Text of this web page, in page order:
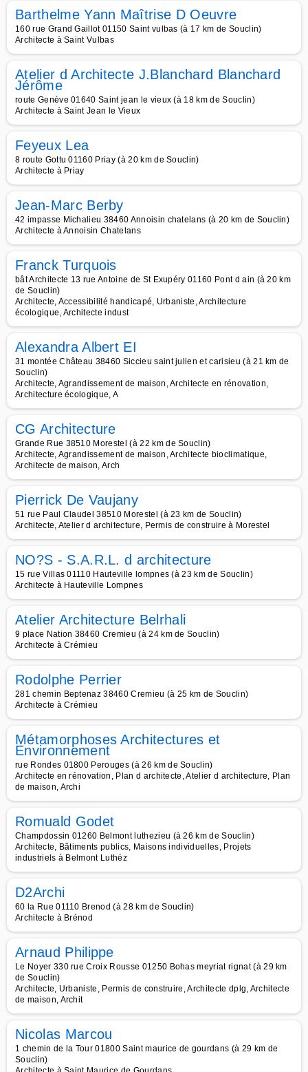
Barthelme Yann Maîtrise D Oeuvre
160 rue Grand Gaillot 01150 Saint vulbas (à 17 km de Souclin)
Architecte à Saint Vulbas
Atelier d Architecte J.Blanchard Blanchard
Jérôme
route Genève 01640 Saint jean le vieux (à 18 km de Souclin)
Architecte à Saint Jean le Vieux
Feyeux Lea
8 route Gottu 01160 Priay (à 20 km de Souclin)
Architecte à Priay
Jean-Marc Berby
42 impasse Michalieu 38460 Annoisin chatelans (à 20 km de Souclin)
Architecte à Annoisin Chatelans
Franck Turquois
bât Architecte 13 rue Antoine de St Exupéry 01160 Pont d ain (à 20 km
de Souclin)
Architecte, Accessibilité handicapé, Urbaniste, Architecture
écologique, Architecte indust
Alexandra Albert EI
31 montée Château 38460 Siccieu saint julien et carisieu (à 21 km de
Souclin)
Architecte, Agrandissement de maison, Architecte en rénovation,
Architecture écologique, A
CG Architecture
Grande Rue 38510 Morestel (à 22 km de Souclin)
Architecte, Agrandissement de maison, Architecte bioclimatique,
Architecte de maison, Arch
Pierrick De Vaujany
51 rue Paul Claudel 38510 Morestel (à 23 km de Souclin)
Architecte, Atelier d architecture, Permis de construire à Morestel
NO?S - S.A.R.L. d architecture
15 rue Villas 01110 Hauteville lompnes (à 23 km de Souclin)
Architecte à Hauteville Lompnes
Atelier Architecture Belrhali
9 place Nation 38460 Cremieu (à 24 km de Souclin)
Architecte à Crémieu
Rodolphe Perrier
281 chemin Beptenaz 38460 Cremieu (à 25 km de Souclin)
Architecte à Crémieu
Métamorphoses Architectures et
Environnement
rue Rondes 01800 Perouges (à 26 km de Souclin)
Architecte en rénovation, Plan d architecte, Atelier d architecture, Plan
de maison, Archi
Romuald Godet
Champdossin 01260 Belmont luthezieu (à 26 km de Souclin)
Architecte, Bâtiments publics, Maisons individuelles, Projets
industriels à Belmont Luthéz
D2Archi
60 la Rue 01110 Brenod (à 28 km de Souclin)
Architecte à Brénod
Arnaud Philippe
Le Noyer 330 rue Croix Rousse 01250 Bohas meyriat rignat (à 29 km
de Souclin)
Architecte, Urbaniste, Permis de construire, Architecte dplg, Architecte
de maison, Archit
Nicolas Marcou
1 chemin de la Tour 01800 Saint maurice de gourdans (à 29 km de
Souclin)